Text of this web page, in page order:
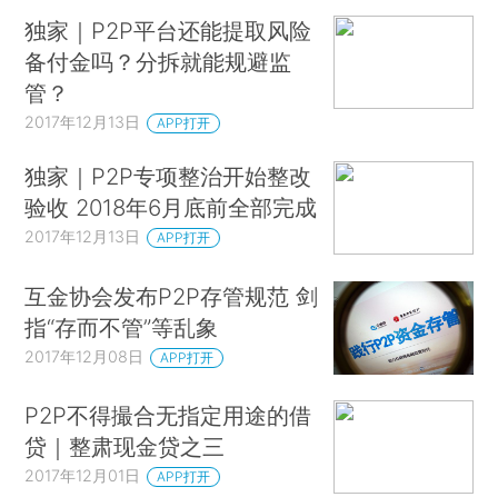
独家｜P2P平台还能提取风险
备付金吗？分拆就能规避监
管？
2017年12月13日 APP打开
独家｜P2P专项整治开始整改
验收 2018年6月底前全部完成
2017年12月13日 APP打开
互金协会发布P2P存管规范 剑
指“存而不管”等乱象
2017年12月08日 APP打开
P2P不得撮合无指定用途的借
贷｜整肃现金贷之三
2017年12月01日 APP打开